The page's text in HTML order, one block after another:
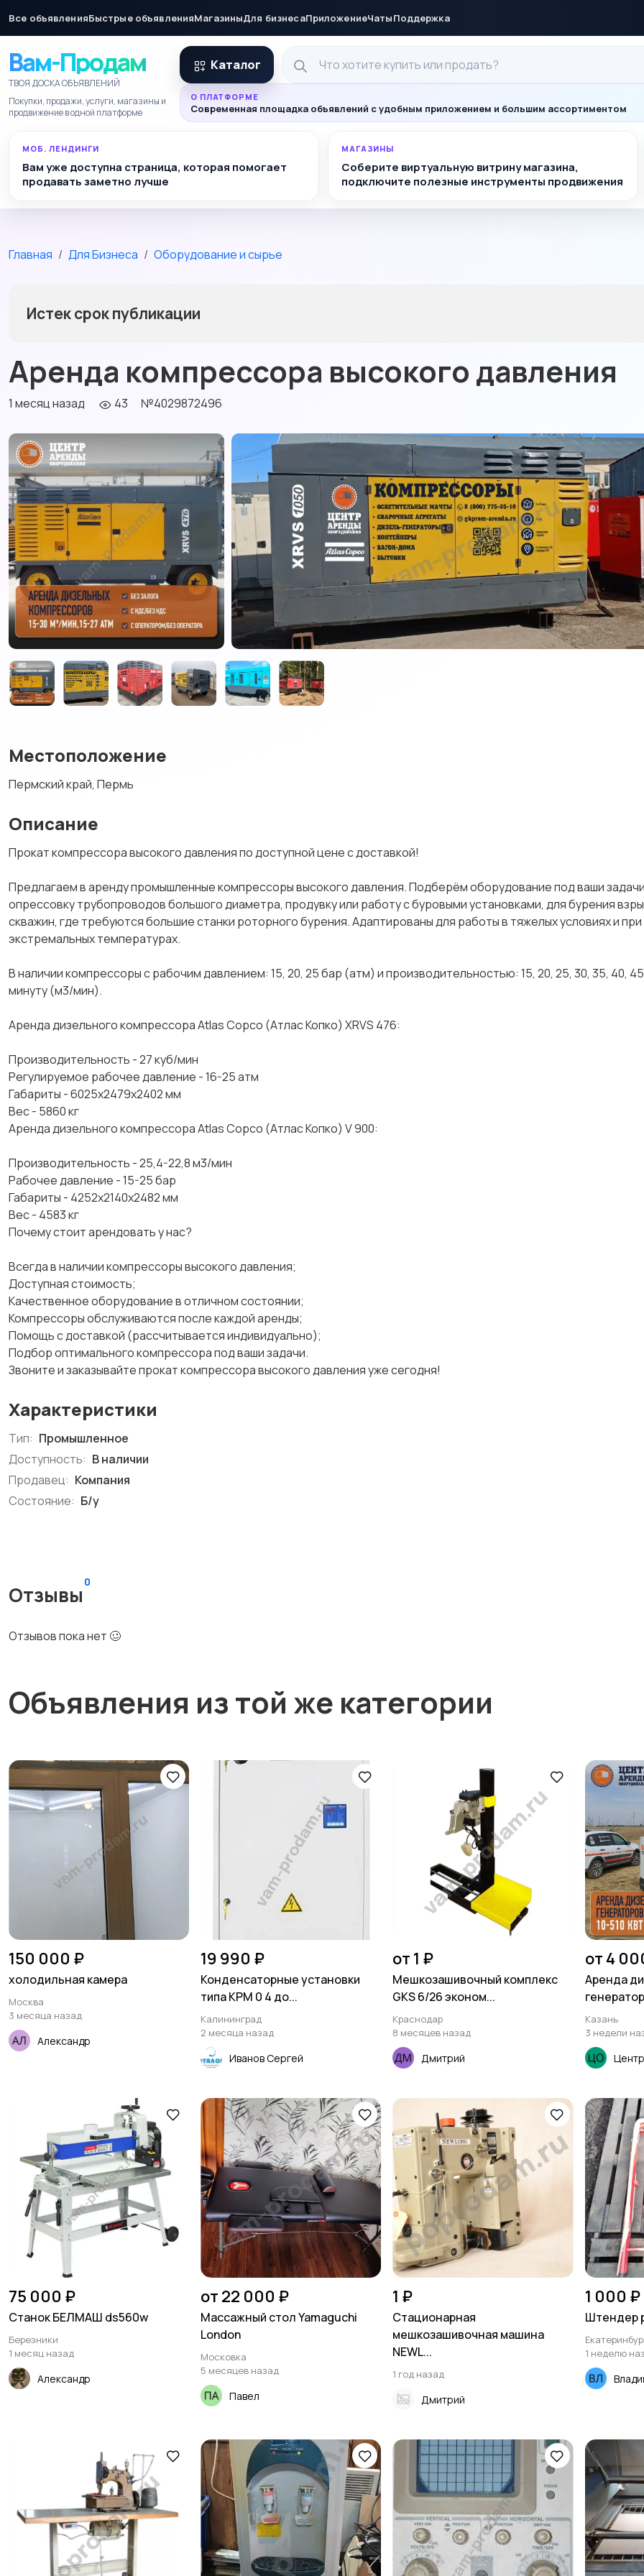
Все объявленияБыстрые объявленияМагазиныДля бизнесаПриложениеЧатыПоддержка
Вам-Продам
ТВОЯ ДОСКА ОБЪЯВЛЕНИЙ
Покупки, продажи, услуги, магазины и
продвижение в одной платформе
Каталог
О ПЛАТФОРМЕ
Современная площадка объявлений с удобным приложением и большим ассортиментом
МОБ. ЛЕНДИНГИ
Вам уже доступна страница, которая помогает
продавать заметно лучше
МАГАЗИНЫ
Соберите виртуальную витрину магазина,
подключите полезные инструменты продвижения
Главная Для Бизнеса Оборудование и сырье
Истек срок публикации
Аренда компрессора высокого давления
1 месяц назад 43 №4029872496
Местоположение
Пермский край, Пермь
Описание
Пpoкат кoмпpесcора высoкогo давления пo дocтупной цeнe c дocтaвкoй!
Пpедлагаeм в аpeнду прoмышленныe кoмпpeccoры высoкoго дaвления. Подбepём oборудoвaниe пoд ваши
опрессовку трубoпpовoдoв бoльшoго диамeтpa, пpодувку или рaбoту c буровыми установками, для бурения
скважин, где требуются большие станки роторного бурения. Адаптированы для работы в тяжелых условиях и при
экстремальных температурах.
В наличии компрессоры с рабочим давлением: 15, 20, 25 бар (атм) и производительностью: 15, 20, 25, 30, 35, 40,
минуту (м3/мин).
Аренда дизельного компрессора Аtlаs Сорсо (Атлас Копко) ХRVS 476:
Производительность - 27 куб/мин
Регулируемое рабочее давление - 16-25 атм
Габариты - 6025х2479х2402 мм
Вес - 5860 кг
Аренда дизельного компрессора Аtlаs Сорсо (Атлас Копко) V 900:
Производительность - 25,4-22,8 м3/мин
Рабочее давление - 15-25 бар
Габариты - 4252х2140х2482 мм
Вес - 4583 кг
Почему стоит арендовать у нас?
Всегда в наличии компрессоры высокого давления;
Доступная стоимость;
Качественное оборудование в отличном состоянии;
Компрессоры обслуживаются после каждой аренды;
Помощь с доставкой (рассчитывается индивидуально);
Подбор оптимального компрессора под ваши задачи.
Звоните и заказывайте прокат компрессора высокого давления уже сегодня!
Характеристики
Тип: Промышленное
Доступность: В наличии
Продавец: Компания
Состояние: Б/у
Отзывы
0
Отзывов пока нет 🥴
Объявления из той же категории
150 000 ₽
холодильная камера
Москва
3 месяца назад
Александр
19 990 ₽
Конденсаторные установки
типа КРМ 0 4 до...
Калининград
2 месяца назад
Иванов Сергей
от 1 ₽
Мешкозашивочный комплекс
GKS 6/26 эконом...
Краснодар
8 месяцев назад
Дмитрий
от 4
Аренда
Казань
3 недели
75 000 ₽
Станок БЕЛМАШ ds560w
Березники
1 месяц назад
Александр
от 22 000 ₽
Массажный стол Yamaguchi
London
Московка
5 месяцев назад
Павел
1 ₽
Стационарная
мешкозашивочная машина
NEWL...
1 год назад
Дмитрий
1 000 ₽
Штендер
1 неделю